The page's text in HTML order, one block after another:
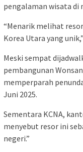
pengalaman wisata di
“Menarik melihat
Korea Utara yang
Meski sempat
pembangunan
memperparah
Juni 2025.
Sementara KCNA,
menyebut resor ini
negeri.”